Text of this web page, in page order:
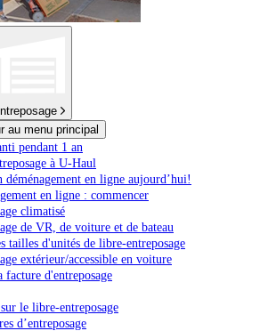
au menu principal
pendant 1 an
à U-Haul
déménagement en ligne aujourd’hui!
en ligne : commencer
climatisé
de VR, de voiture et de bateau
tailles d'unités de libre-entreposage
extérieur/accessible en voiture
facture d'entreposage
le libre-entreposage
d’entreposage